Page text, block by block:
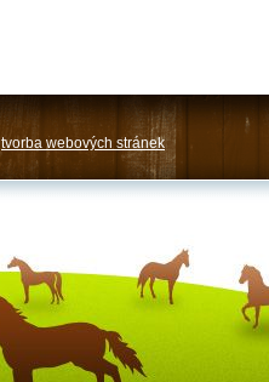
tvorba webových stránek